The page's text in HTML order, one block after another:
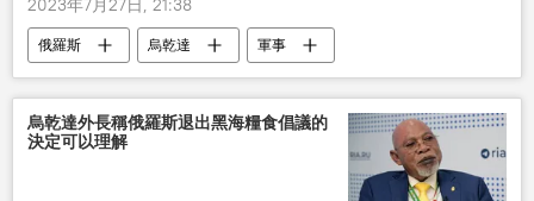
2023年7月27日, 21:38
俄羅斯 烏乾達 軍事
烏乾達外長稱俄羅斯退出黑海糧食倡議的
決定可以理解